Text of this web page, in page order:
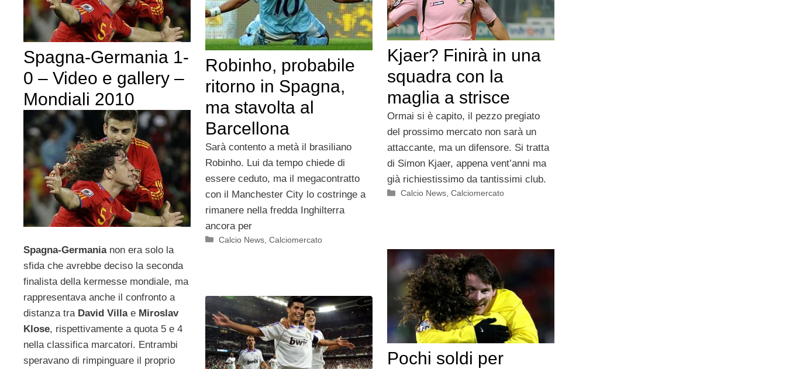
Spagna-Germania 1-
0 – Video e gallery –
Mondiali 2010
Spagna-Germanianon era solo la
sfida che avrebbe deciso la seconda
finalista della kermesse mondiale, ma
rappresentava anche il confronto a
distanza tra David Villae Miroslav
Klose, rispettivamente a quota 5 e 4
nella classifica marcatori. Entrambi
speravano di rimpinguare il proprio
Robinho, probabile
ritorno in Spagna,
ma stavolta al
Barcellona
Sarà contento a metà il brasiliano
Robinho. Lui da tempo chiede di
essere ceduto, ma il megacontratto
con il Manchester City lo costringe a
rimanere nella fredda Inghilterra
ancora per
Categorie
Calcio News ,Calciomercato
Kjaer? Finirà in una
squadra con la
maglia a strisce
Ormai si è capito, il pezzo pregiato
del prossimo mercato non sarà un
attaccante, ma un difensore. Si tratta
di Simon Kjaer, appena vent’anni ma
già richiestissimo da tantissimi club.
Categorie
Calcio News ,Calciomercato
Pochi soldi per